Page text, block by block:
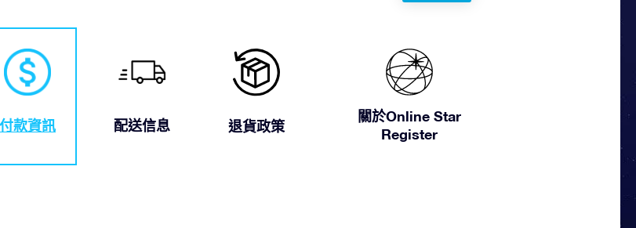
付款資訊 配送信息 退貨政策
關於Online Star
Register